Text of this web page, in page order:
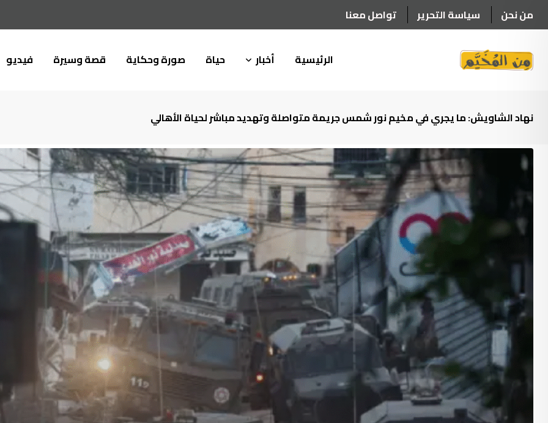
to
من نحن سياسة التحرير تواصل معنا
الرئيسية أخبار حياة صورة وحكاية قصة وسيرة فيديو
نهاد الشاويش: ما يجري في مخيم نور شمس جريمة متواصلة وتهديد مباشر لحياة الأهالي